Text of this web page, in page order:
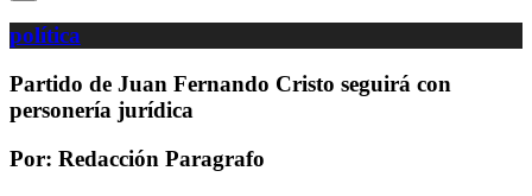
política
Partido de Juan Fernando Cristo seguirá con
personería jurídica
Por: Redacción Paragrafo